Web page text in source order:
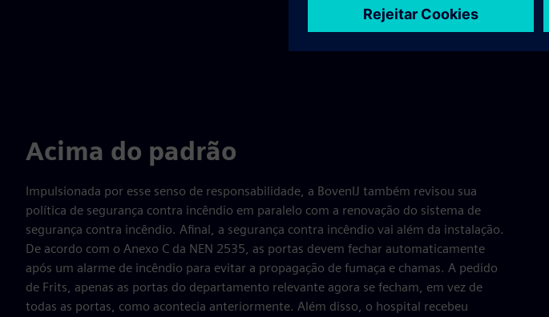
Acima do padrão
Impulsionada por esse senso de responsabilidade, a BovenIJ também revisou sua
política de segurança contra incêndio em paralelo com a renovação do sistema de
segurança contra incêndio. Afinal, a segurança contra incêndio vai além da instalação.
De acordo com o Anexo C da NEN 2535, as portas devem fechar automaticamente
após um alarme de incêndio para evitar a propagação de fumaça e chamas. A pedido
de Frits, apenas as portas do departamento relevante agora se fecham, em vez de
todas as portas, como acontecia anteriormente. Além disso, o hospital recebeu